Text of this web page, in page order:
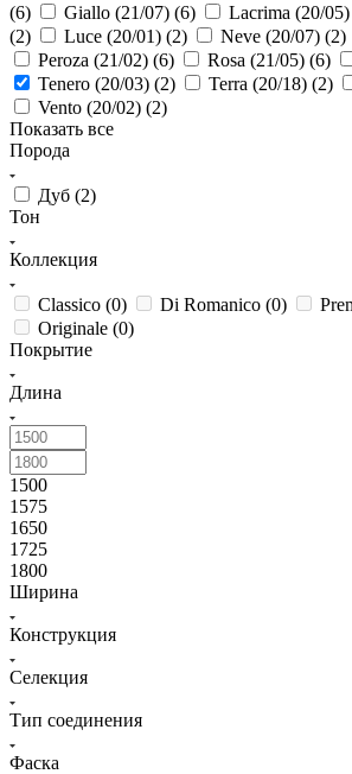
(6) Giallo (21/07) (6) Lacrima (20/
(2) Luce (20/01) (2) Neve (20/07) (2)
Peroza (21/02) (6) Rosa (21/05) (6)
Tenero (20/03) (2) Terra (20/18) (2)
Vento (20/02) (2)
Показать все
Порода
Дуб (2)
Тон
Коллекция
Classico (0) Di Romanico (0)
Originale (0)
Покрытие
Длина
1500
1575
1650
1725
1800
Ширина
Конструкция
Селекция
Тип соединения
Фаска